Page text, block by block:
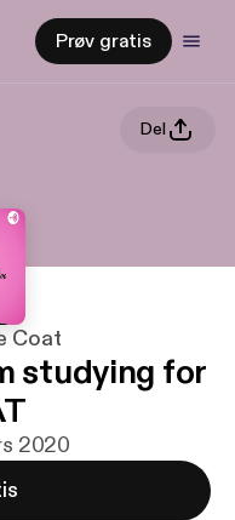
Prøv gratis
Del
Coat
studying for
2020